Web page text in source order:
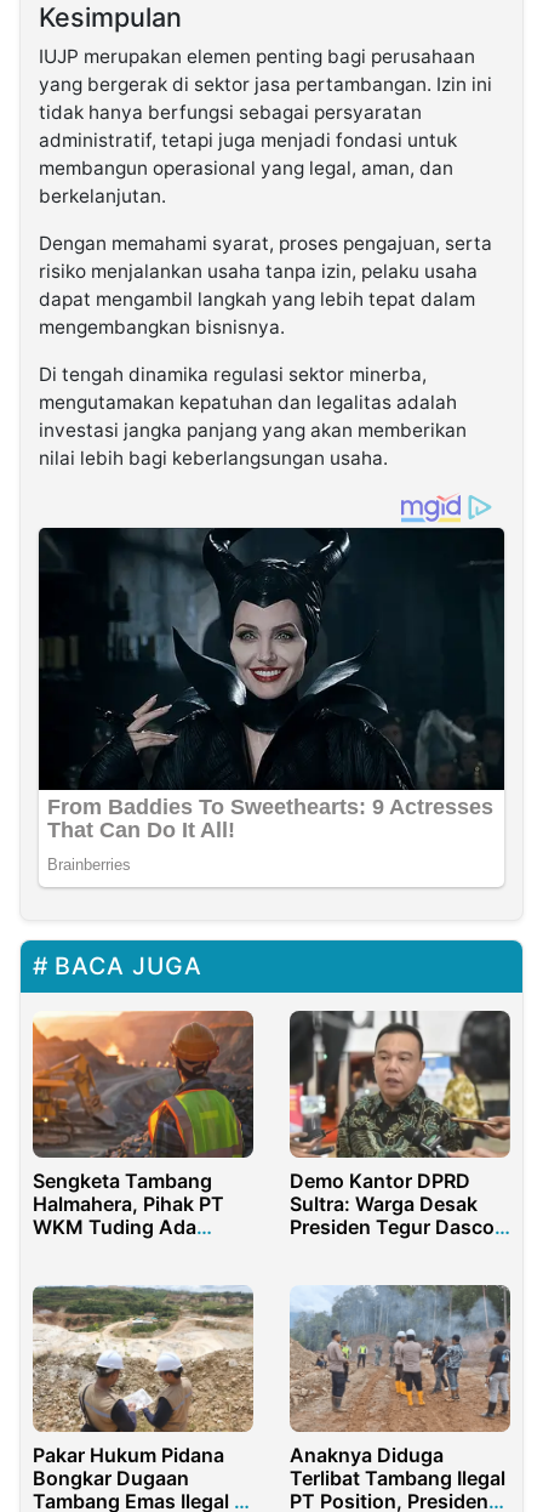
Kesimpulan
IUJP merupakan elemen penting bagi perusahaan
yang bergerak di sektor jasa pertambangan. Izin ini
tidak hanya berfungsi sebagai persyaratan
administratif, tetapi juga menjadi fondasi untuk
membangun operasional yang legal, aman, dan
berkelanjutan.
Dengan memahami syarat, proses pengajuan, serta
risiko menjalankan usaha tanpa izin, pelaku usaha
dapat mengambil langkah yang lebih tepat dalam
mengembangkan bisnisnya.
Di tengah dinamika regulasi sektor minerba,
mengutamakan kepatuhan dan legalitas adalah
investasi jangka panjang yang akan memberikan
nilai lebih bagi keberlangsungan usaha.
BACA JUGA
Sengketa Tambang
Halmahera, Pihak PT
WKM Tuding Ada
Demo Kantor DPRD
Sultra: Warga Desak
Presiden Tegur Dasco
Pakar Hukum Pidana
Bongkar Dugaan
Tambang Emas Ilegal di
Anaknya Diduga
Terlibat Tambang Ilegal
PT Position, Presiden